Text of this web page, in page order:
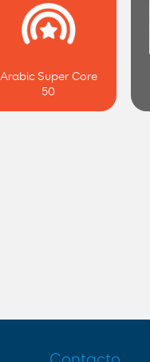
Arabic Super Core
50